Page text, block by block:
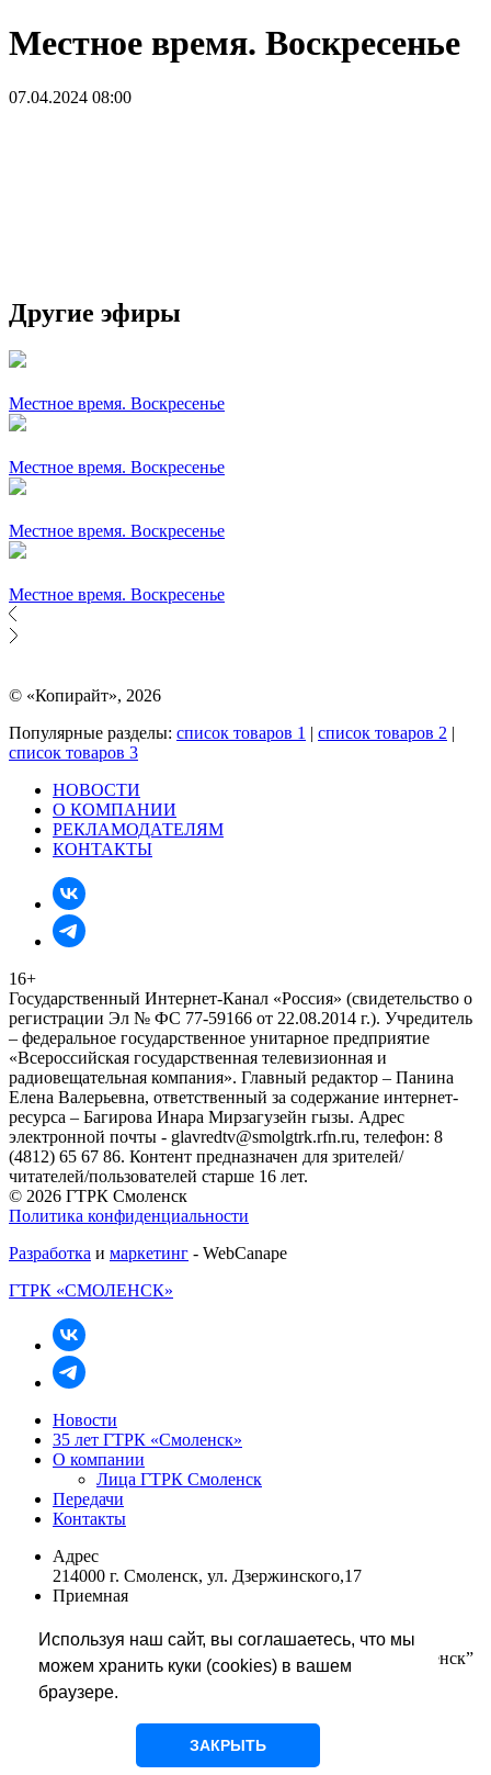
Используя наш сайт, вы соглашаетесь, что мы
можем хранить куки (cookies) в вашем
браузере.
ЗАКРЫТЬ
Местное время. Воскресенье
07.04.2024 08:00
Другие эфиры
Местное время. Воскресенье
Местное время. Воскресенье
Местное время. Воскресенье
Местное время. Воскресенье
© «Копирайт», 2026
Популярные разделы: список товаров 1 | список товаров 2 |
список товаров 3
НОВОСТИ
О КОМПАНИИ
РЕКЛАМОДАТЕЛЯМ
КОНТАКТЫ
16+
Государственный Интернет-Канал «Россия» (свидетельство о
регистрации Эл № ФС 77-59166 от 22.08.2014 г.). Учредитель
– федеральное государственное унитарное предприятие
«Всероссийская государственная телевизионная и
радиовещательная компания». Главный редактор – Панина
Елена Валерьевна, ответственный за содержание интернет-
ресурса – Багирова Инара Мирзагузейн гызы. Адрес
электронной почты - glavredtv@smolgtrk.rfn.ru, телефон: 8
(4812) 65 67 86. Контент предназначен для зрителей/
читателей/пользователей старше 16 лет.
© 2026 ГТРК Смоленск
Политика конфиденциальности
Разработка и маркетинг - WebCanape
ГТРК «СМОЛЕНСК»
Новости
35 лет ГТРК «Смоленск»
О компании
Лица ГТРК Смоленск
Передачи
Контакты
Адрес
214000 г. Смоленск, ул. Дзержинского,17
Приемная
rukovodstvo@smolgtrk.rfn.ru
Редакция информации телевидения “Вести-Смоленск”
+7 (4812) 65 67 86
tvnews@smolgtrk.rfn.ru
Редакция службы радиовещания